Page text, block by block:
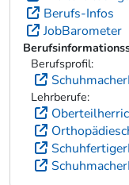
Berufs-Infos
JobBarometer
Berufsprofil:
Lehrberufe: